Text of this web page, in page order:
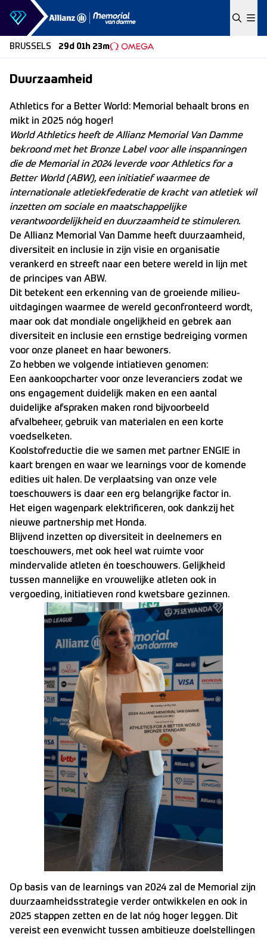
Skip to content
BRUSSELS 29d 01h 23m
Duurzaamheid
Athletics for a Better World: Memorial behaalt brons en
mikt in 2025 nóg hoger!
World Athletics heeft de Allianz Memorial Van Damme
bekroond met het Bronze Label voor alle inspanningen
die de Memorial in 2024 leverde voor Athletics for a
Better World (ABW), een initiatief waarmee de
internationale atletiekfederatie de kracht van atletiek wil
inzetten om sociale en maatschappelijke
verantwoordelijkheid en duurzaamheid te stimuleren.
De Allianz Memorial Van Damme heeft duurzaamheid,
diversiteit en inclusie in zijn visie en organisatie
verankerd en streeft naar een betere wereld in lijn met
de principes van ABW.
Dit betekent een erkenning van de groeiende milieu-
uitdagingen waarmee de wereld geconfronteerd wordt,
maar ook dat mondiale ongelijkheid en gebrek aan
diversiteit en inclusie een ernstige bedreiging vormen
voor onze planeet en haar bewoners.
Zo hebben we volgende intiatieven genomen:
Een aankoopcharter voor onze leveranciers zodat we
ons engagement duidelijk maken en een aantal
duidelijke afspraken maken rond bijvoorbeeld
afvalbeheer, gebruik van materialen en een korte
voedselketen.
Koolstofreductie die we samen met partner ENGIE in
kaart brengen en waar we learnings voor de komende
edities uit halen. De verplaatsing van onze vele
toeschouwers is daar een erg belangrijke factor in.
Het eigen wagenpark elektrificeren, ook dankzij het
nieuwe partnership met Honda.
Blijvend inzetten op diversiteit in deelnemers en
toeschouwers, met ook heel wat ruimte voor
mindervalide atleten én toeschouwers. Gelijkheid
tussen mannelijke en vrouwelijke atleten ook in
vergoeding, initiatieven rond kwetsbare gezinnen.
Op basis van de learnings van 2024 zal de Memorial zijn
duurzaamheidsstrategie verder ontwikkelen en ook in
2025 stappen zetten en de lat nóg hoger leggen. Dit
vereist een evenwicht tussen ambitieuze doelstellingen